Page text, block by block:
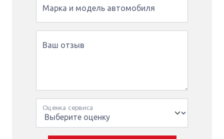
Марка и модель автомобиля
Ваш отзыв
Оценка сервиса